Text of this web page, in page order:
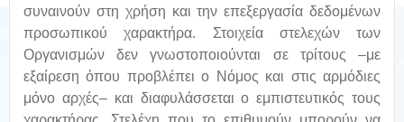
συναινούν στη χρήση και την επεξεργασία δεδομένων
προσωπικού χαρακτήρα. Στοιχεία στελεχών των
Οργανισμών δεν γνωστοποιούνται σε τρίτους –με
εξαίρεση όπου προβλέπει ο Νόμος και στις αρμόδιες
μόνο αρχές– και διαφυλάσσεται ο εμπιστευτικός τους